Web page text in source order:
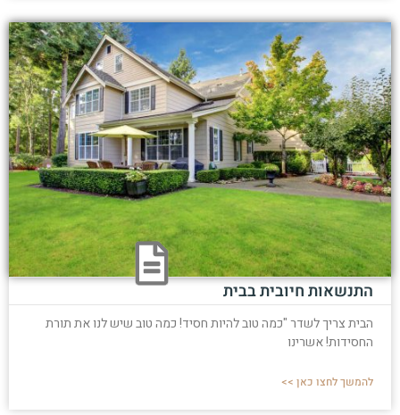
התנשאות חיובית בבית
הבית צריך לשדר "כמה טוב להיות חסיד! כמה טוב שיש לנו את תורת
החסידות! אשרינו
להמשך לחצו כאן >>